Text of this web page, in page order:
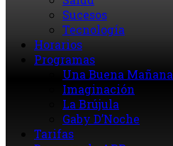
Sucesos
Tecnología
Horarios
Programas
Una Buena Mañana
Imaginación
La Brújula
Gaby D’Noche
Tarifas